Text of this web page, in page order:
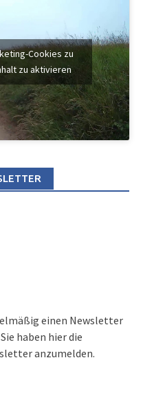
Cookies zu
zu aktivieren
einen Newsletter
haben hier die
anzumelden.